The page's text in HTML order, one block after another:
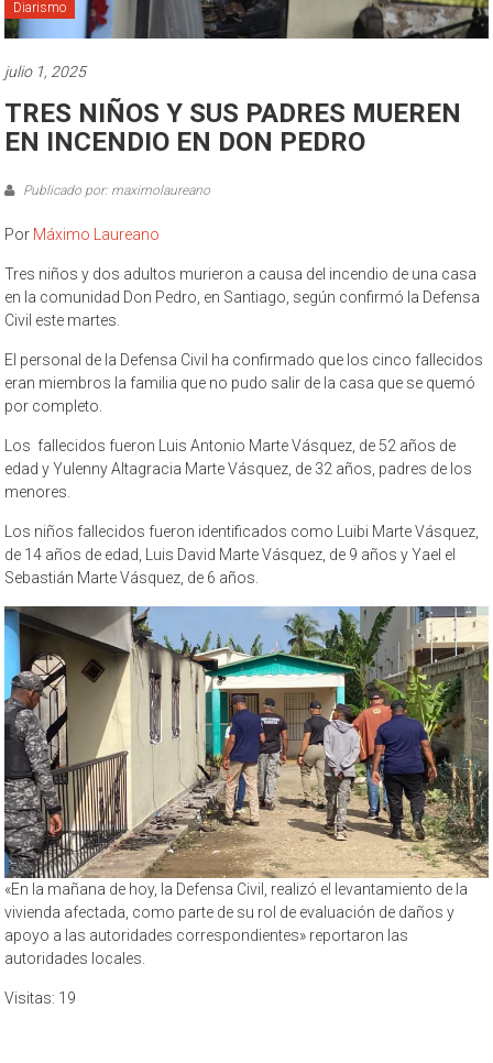
Diarismo
julio 1, 2025
TRES NIÑOS Y SUS PADRES MUEREN
EN INCENDIO EN DON PEDRO
Publicado por: maximolaureano
Por Máximo Laureano
Tres niños y dos adultos murieron a causa del incendio de una casa
en la comunidad Don Pedro, en Santiago, según confirmó la Defensa
Civil este martes.
El personal de la Defensa Civil ha confirmado que los cinco fallecidos
eran miembros la familia que no pudo salir de la casa que se quemó
por completo.
Los fallecidos fueron Luis Antonio Marte Vásquez, de 52 años de
edad y Yulenny Altagracia Marte Vásquez, de 32 años, padres de los
menores.
Los niños fallecidos fueron identificados como Luibi Marte Vásquez,
de 14 años de edad, Luis David Marte Vásquez, de 9 años y Yael el
Sebastián Marte Vásquez, de 6 años.
«En la mañana de hoy, la Defensa Civil, realizó el levantamiento de la
vivienda afectada, como parte de su rol de evaluación de daños y
apoyo a las autoridades correspondientes» reportaron las
autoridades locales.
Visitas: 19